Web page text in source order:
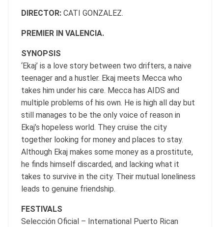
DIRECTOR:CATI GONZALEZ.
PREMIER IN VALENCIA.
SYNOPSIS
‘Ekaj’ is a love story between two drifters, a naive
teenager and a hustler. Ekaj meets Mecca who
takes him under his care. Mecca has AIDS and
multiple problems of his own. He is high all day but
still manages to be the only voice of reason in
Ekaj’s hopeless world. They cruise the city
together looking for money and places to stay.
Although Ekaj makes some money as a prostitute,
he finds himself discarded, and lacking what it
takes to survive in the city. Their mutual loneliness
leads to genuine friendship.
FESTIVALS
Selección Oficial – International Puerto Rican